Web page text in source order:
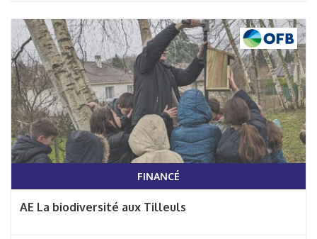
FINANCÉ
AE La biodiversité aux Tilleuls